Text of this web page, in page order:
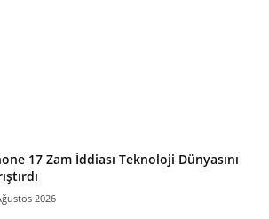
17 Zam İddiası Teknoloji Dünyasını
2026